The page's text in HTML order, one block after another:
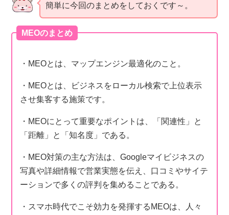
簡単に今回のまとめをしておくです～。
MEOのまとめ
・MEOとは、マップエンジン最適化のこと。
・MEOとは、
ビジネスをローカル検索で上位表示
させ集客する施策です。
・MEOにとって重要なポイントは、「関連性」と
「距離」と「知名度」である。
・MEO対策の主な方法は、Googleマイビジネスの
写真や詳細情報で営業実態を伝え、口コミやサイテ
ーションで多くの評判を集めることである。
・スマホ時代でこそ効力を発揮するMEOは、人々